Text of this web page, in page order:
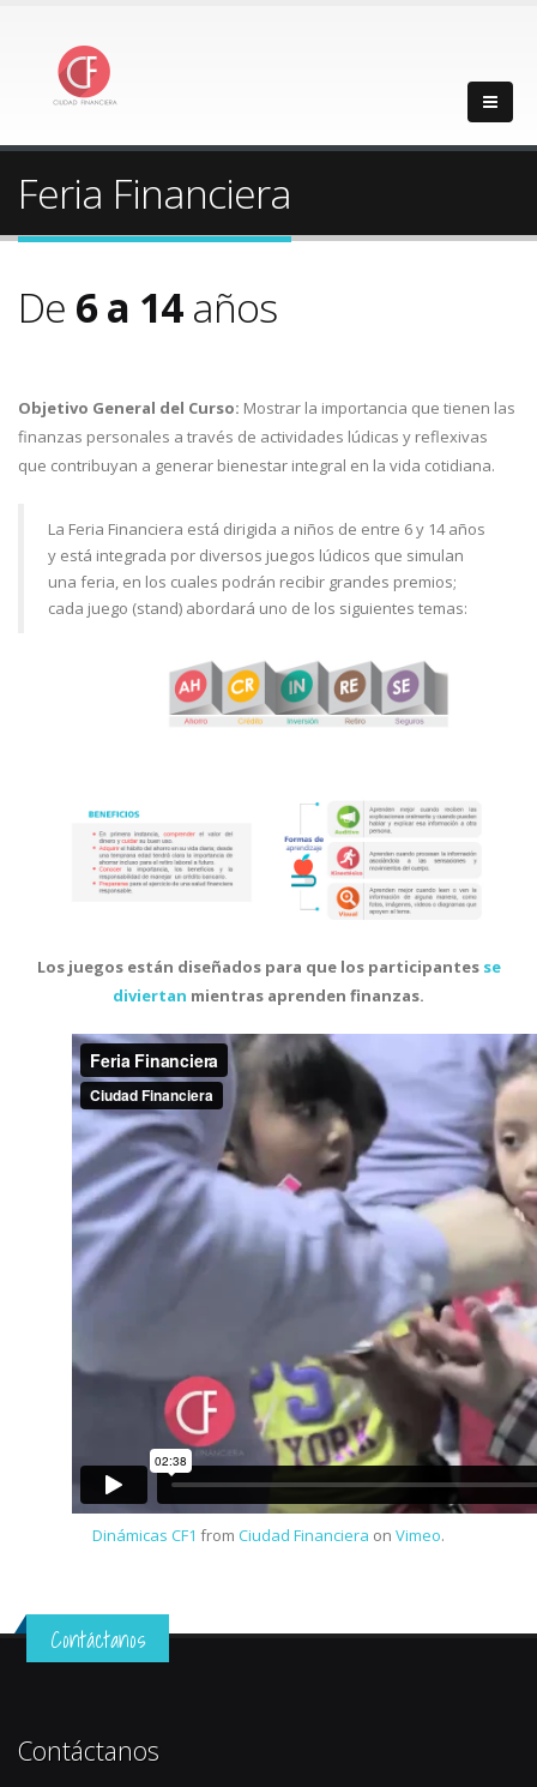
Feria Financiera
De 6 a 14años
Objetivo General del Curso: Mostrar la importancia que tienen las
finanzas personales a través de actividades lúdicas y reflexivas
que contribuyan a generar bienestar integral en la vida cotidiana.
La Feria Financiera está dirigida a niños de entre 6 y 14 años
y está integrada por diversos juegos lúdicos que simulan
una feria, en los cuales podrán recibir grandes premios;
cada juego (stand) abordará uno de los siguientes temas:
Los juegos están diseñados para que los participantes se
diviertan mientras aprenden finanzas.
Dinámicas CF1 from Ciudad Financiera on Vimeo.
Contáctanos
Contáctanos